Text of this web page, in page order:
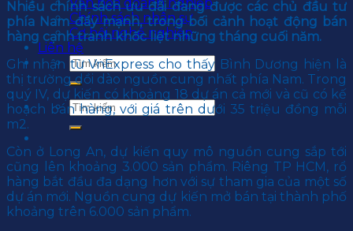
Chính sách nhân sự
Cơ hội nghề nghiệp
Liên hệ
Nhiều chính sách ưu đãi đang được các chủ đầu tư
phía Nam đẩy mạnh, trong bối cảnh hoạt động bán
hàng cạnh tranh khốc liệt những tháng cuối năm.
Ghi nhận từ VnExpress cho thấy Bình Dương hiện là
thị trường dồi dào nguồn cung nhất phía Nam. Trong
quý IV, dự kiến có khoảng 18 dự án cả mới và cũ có kế
hoạch bán hàng, với giá trên dưới 35 triệu đồng mỗi
m2.
Còn ở Long An, dự kiến quy mô nguồn cung sắp tới
cũng lên khoảng 3.000 sản phẩm. Riêng TP HCM, rổ
hàng bắt đầu đa dạng hơn với sự tham gia của một số
dự án mới. Nguồn cung dự kiến mở bán tại thành phố
khoảng trên 6.000 sản phẩm.